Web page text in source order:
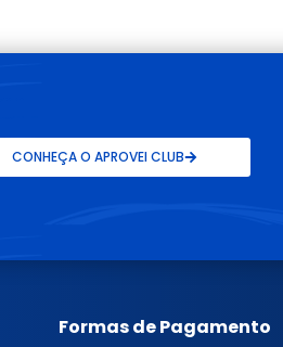
CONHEÇA O APROVEI CLUB
Formas de Pagamento